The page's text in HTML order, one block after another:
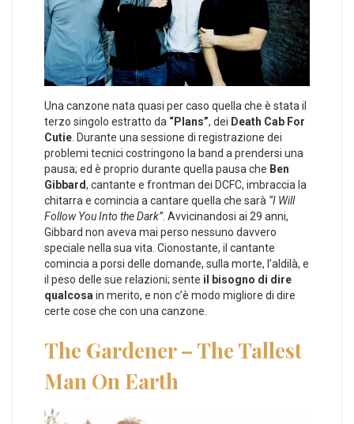
Una canzone nata quasi per caso quella che è stata il
terzo singolo estratto da “Plans”, dei Death Cab For
Cutie . Durante una sessione di registrazione dei
problemi tecnici costringono la band a prendersi una
pausa; ed è proprio durante quella pausa che Ben
Gibbard, cantante e frontman dei DCFC, imbraccia la
chitarra e comincia a cantare quella che sarà “I Will
Follow You Into the Dark”. Avvicinandosi ai 29 anni,
Gibbard non aveva mai perso nessuno davvero
speciale nella sua vita. Cionostante, il cantante
comincia a porsi delle domande, sulla morte, l’aldilà, e
il peso delle sue relazioni; sente il bisogno di dire
qualcosa in merito, e non c’è modo migliore di dire
certe cose che con una canzone.
The Gardener – The Tallest
Man On Earth